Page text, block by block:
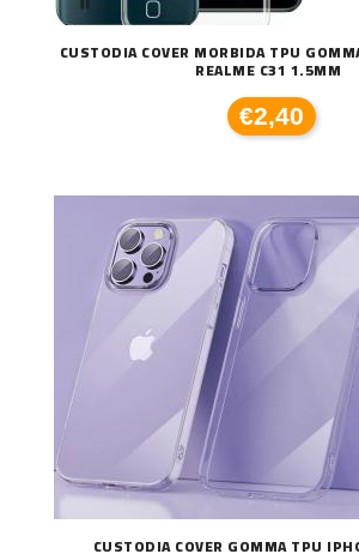
CUSTODIA COVER MORBIDA TPU
REALME C31 1.5MM
€2,40
CUSTODIA COVER GOMMA TPU